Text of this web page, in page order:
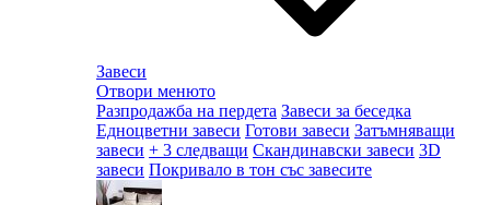
Завеси
Отвори менюто
Разпродажба на пердета Завеси за беседка
Едноцветни завеси Готови завеси Затъмняващи
завеси + 3 следващи Скандинавски завеси 3D
завеси Покривало в тон със завесите